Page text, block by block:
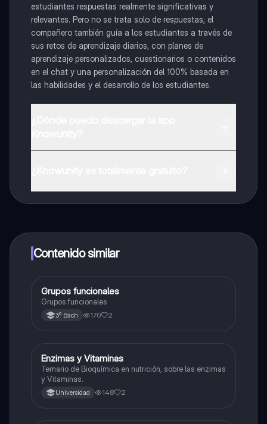
estudiantes respuestas realmente significativas y
relevantes. Pero no se trata solo de respuestas, el
compañero también guía a los estudiantes a través de
sus retos de aprendizaje diarios, con planes de
aprendizaje personalizados, cuestionarios o contenidos
en el chat y una personalización del 100% basada en
las habilidades y el desarrollo de los estudiantes.
a determinadas funciones.
Contenido similar
Química
Grupos funcionales
Grupos funcionales
3º Bach 170 2
Química
Enzimas y Vitaminas
Temario de Bioquímica en nutrición, sobre las enzimas
y Vitaminas.
Universidad 148 2